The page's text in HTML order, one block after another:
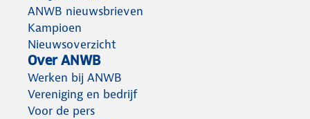
ANWB nieuwsbrieven
Kampioen
Nieuwsoverzicht
Over ANWB
Werken bij ANWB
Vereniging en bedrijf
Voor de pers